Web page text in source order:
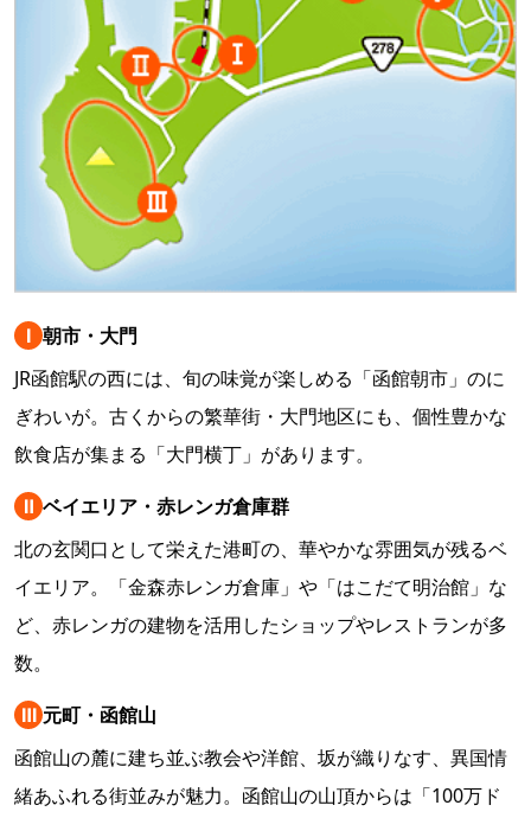
Ⅰ 朝市・大門
JR函館駅の西には、旬の味覚が楽しめる「函館朝市」のに
ぎわいが。古くからの繁華街・大門地区にも、個性豊かな
飲食店が集まる「大門横丁」があります。
Ⅱ ベイエリア・赤レンガ倉庫群
北の玄関口として栄えた港町の、華やかな雰囲気が残るベ
イエリア。「金森赤レンガ倉庫」や「はこだて明治館」な
ど、赤レンガの建物を活用したショップやレストランが多
数。
Ⅲ 元町・函館山
函館山の麓に建ち並ぶ教会や洋館、坂が織りなす、異国情
緒あふれる街並みが魅力。函館山の山頂からは「100万ド